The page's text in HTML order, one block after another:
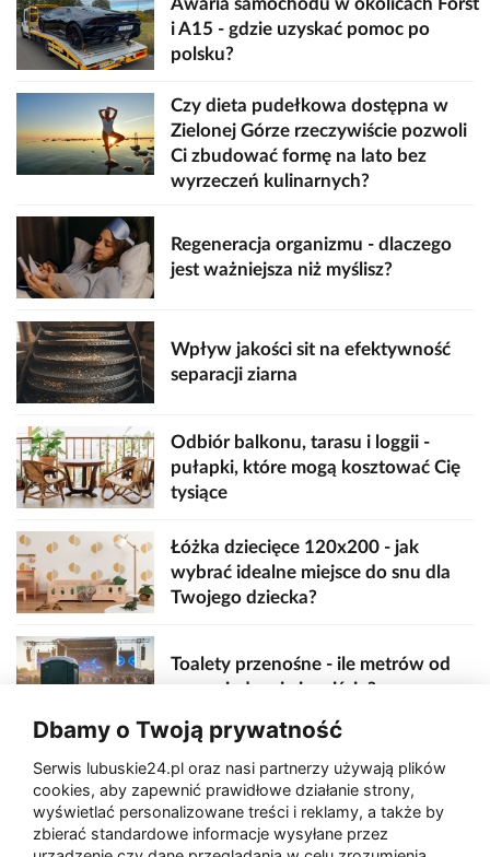
i A15 - gdzie uzyskać pomoc po
polsku?
Czy dieta pudełkowa dostępna w
Zielonej Górze rzeczywiście pozwoli
Ci zbudować formę na lato bez
wyrzeczeń kulinarnych?
Regeneracja organizmu - dlaczego
jest ważniejsza niż myślisz?
Wpływ jakości sit na efektywność
separacji ziarna
Odbiór balkonu, tarasu i loggii -
pułapki, które mogą kosztować Cię
tysiące
Łóżka dziecięce 120x200 - jak
wybrać idealne miejsce do snu dla
Twojego dziecka?
Toalety przenośne - ile metrów od
sceny, jedzenia i wejścia?
Zaatakował seniora na "kwadracie"
Dbamy o Twoją prywatność
Serwis lubuskie24.pl oraz nasi partnerzy używają plików
cookies, aby zapewnić prawidłowe działanie strony,
wyświetlać personalizowane treści i reklamy, a także by
zbierać standardowe informacje wysyłane przez